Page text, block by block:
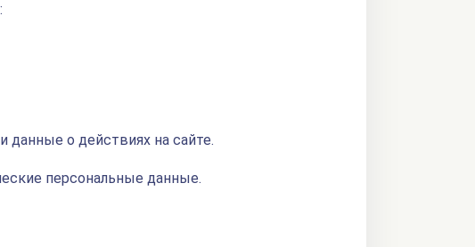
данные о действиях на сайте.
персональные данные.